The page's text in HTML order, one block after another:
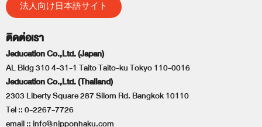
法人向け日本語サイト
ติดต่อเรา
Jeducation Co.,Ltd. (Japan)
AL Bldg 310 4-31-1 Taito Taito-ku Tokyo 110-0016
Jeducation Co.,Ltd. (Thailand)
2303 Liberty Square 287 Silom Rd. Bangkok 10110
Tel ::0-2267-7726
email ::info@nipponhaku.com